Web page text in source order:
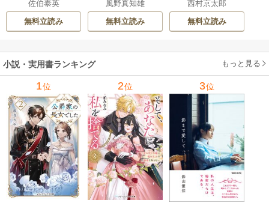
聞 15巻
佐伯泰英
無料立読み
風野真知雄
無料立読み
ルミステリー・セ
レクション 2巻
西村京太郎
無料立読み
小説・実用書ランキング もっと見る
1位 2位 3位